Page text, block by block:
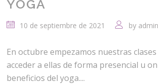
YOGA
10 de septiembre de 2021 by admin
En octubre empezamos nuestras clases
acceder a ellas de forma presencial u
beneficios del yoga....